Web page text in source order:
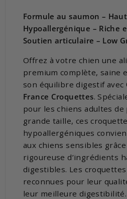
Formule au saumon –
Hypoallergénique – Riche
Soutien articulaire – Low
Offrez à votre chien une
premium complète, saine
son équilibre digestif avec
France Croquettes.
pour les chiens adultes
grande taille, ces
hypoallergéniques
aux chiens sensibles
rigoureuse d’ingrédients
digestibles. Les
reconnues pour leur
leur meilleure digestibilité.